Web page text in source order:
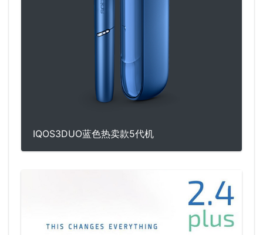
IQOS3DUO蓝色热卖款5代机